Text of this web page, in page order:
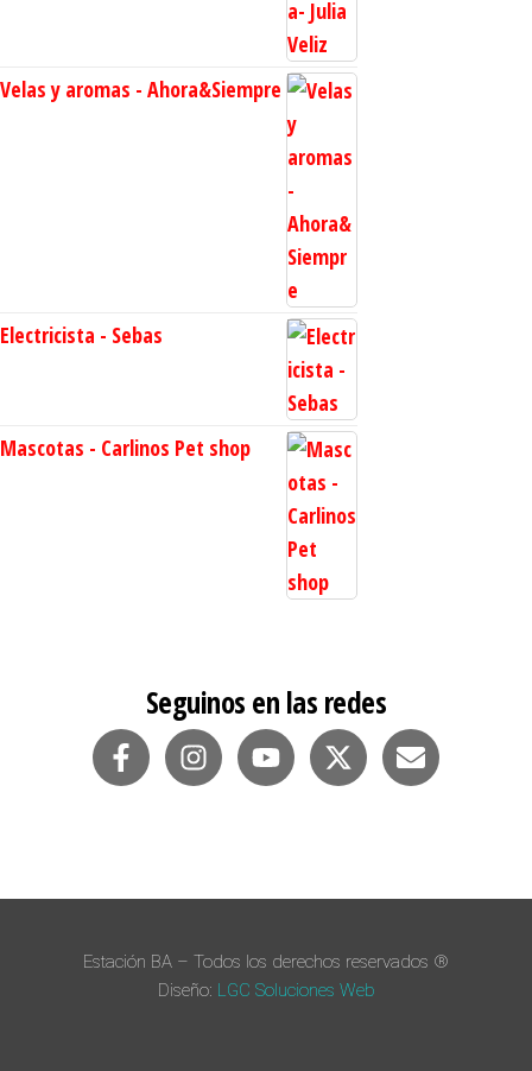
Velas y aromas - Ahora&Siempre
Electricista - Sebas
Mascotas - Carlinos Pet shop
Seguinos en las redes
Estación BA – Todos los derechos reservados ®
Diseño: LGC Soluciones Web